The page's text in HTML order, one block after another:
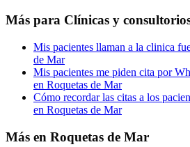
Más para Clínicas y
Mis pacientes llaman a la clinica
de Mar
Mis pacientes me piden cita por
en Roquetas de Mar
Cómo recordar las citas a los
en Roquetas de Mar
Más en Roquetas de Mar